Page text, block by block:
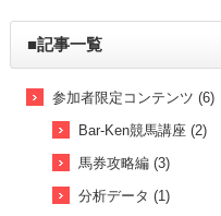
■記事一覧
参加者限定コンテンツ (6)
Bar-Ken競馬講座 (2)
馬券攻略編 (3)
分析データ (1)